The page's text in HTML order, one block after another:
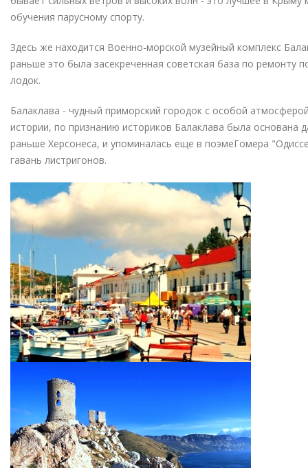
обучения парусному спорту.
Здесь же находится Военно-морской музейный комплекс
раньше это была засекреченная советская база по ремонту
лодок.
Балаклава - чудный приморский городок с особой
истории, по признанию историков Балаклава была основана
раньше Херсонеса, и упоминалась еще в поэмеГомера
гавань листригонов.